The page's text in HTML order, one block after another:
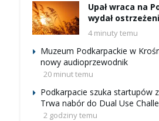
Upał wraca na
wydał
4 minuty temu
Muzeum Podkarpackie w
nowy audioprzewodnik
20 minut temu
Podkarpacie szuka startupów
Trwa nabór do Dual Use
2 godziny temu